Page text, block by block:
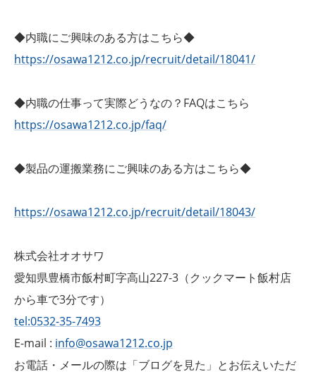
◆内職にご興味のある方はこちら◆
https://osawa1212.co.jp/recruit/detail/18041/
◆内職の仕事って実際どうなの？FAQはこちら
https://osawa1212.co.jp/faq/
◆製品の運搬業務にご興味のある方はこちら◆
https://osawa1212.co.jp/recruit/detail/18043/
株式会社オオサワ
愛知県豊橋市飯村町字高山227-3（クックマート飯村店
から車で3分です）
tel:0532-35-7493
E-mail : info@osawa1212.co.jp
お電話・メールの際は「ブログを見た」とお伝えいただ